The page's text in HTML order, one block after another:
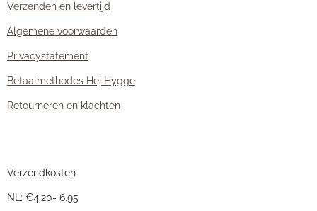
Verzenden en levertijd
Algemene voorwaarden
Privacystatement
Betaalmethodes Hej Hygge
Retourneren en klachten
Verzendkosten
NL: €4.20- 6.95